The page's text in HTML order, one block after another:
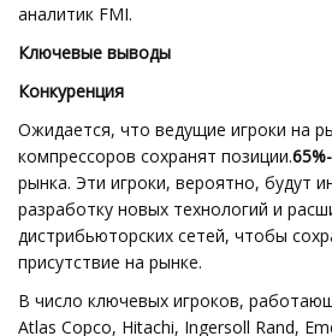
аналитик FMI.
Ключевые выводы
Конкуренция
Ожидается, что ведущие игроки на
компрессоров сохранят позиции.
рынка. Эти игроки, вероятно, будут
разработку новых технологий и
дистрибьюторских сетей, чтобы
присутствие на рынке.
В число ключевых игроков,
Atlas Copco, Hitachi, Ingersoll Rand,